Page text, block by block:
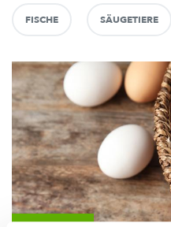
FISCHE SÄUGETIERE